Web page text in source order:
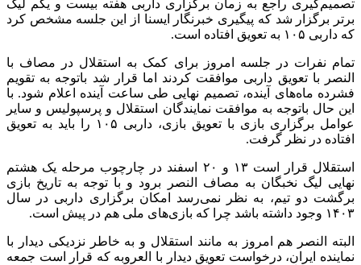
تصمیم‌گیری راجع به زمان برگزاری داربی هفته بیست و یکم لیگ
برتر برگزار شد که پیگیری خبرنگار ایسنا از این جلسه مشخص کرد
که داربی ۱۰۵ به تعویق افتاده است.
تمام نفرات در جلسه امروز برای کمک به استقلال در مصاف با
النصر با تعویق داربی موافقت کردند اما قرار شد باتوجه به تقویم
فشرده ماه‌های آینده، تصمیم نهایی طی ساعت آینده اعلام شود. با
این حال باتوجه به موافقت نمایندگان استقلال و پرسپولیس و سایر
عوامل برگزاری بازی با تعویق بازی، داربی ۱۰۵ را باید به تعویق
افتاده در نظر گرفت.
استقلال قرار است ۱۳ و ۲۰ اسفند در چارچوب مرحله یک هشتم
نهایی لیگ نخبگان به مصاف النصر برود و با توجه به تاریخ بازی
برگشت دو تیم، به نظر نمی‌رسد امکان برگزاری داربی در سال
۱۴۰۳ وجود داشته باشد چرا که بازی‌های ملی هم در پیش است.
البته النصر هم امروز به مانند استقلال و به خاطر نزدیکی دیدار با
نماینده ایران، درخواست تعویق دیدار با العروبه که قرار است جمعه